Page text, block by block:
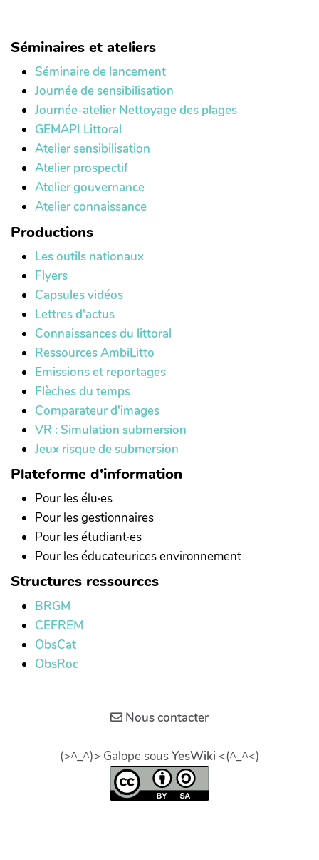
Séminaires et ateliers
Séminaire de lancement
Journée de sensibilisation
Journée-atelier Nettoyage des plages
GEMAPI Littoral
Atelier sensibilisation
Atelier prospectif
Atelier gouvernance
Atelier connaissance
Productions
Les outils nationaux
Flyers
Capsules vidéos
Lettres d'actus
Connaissances du littoral
Ressources AmbiLitto
Emissions et reportages
Flèches du temps
Comparateur d'images
VR : Simulation submersion
Jeux risque de submersion
Plateforme d'information
Pour les élu·es
Pour les gestionnaires
Pour les étudiant·es
Pour les éducateurices environnement
Structures ressources
BRGM
CEFREM
ObsCat
ObsRoc
Nous contacter
(>^_^)> Galope sousYesWiki <(^_^<)